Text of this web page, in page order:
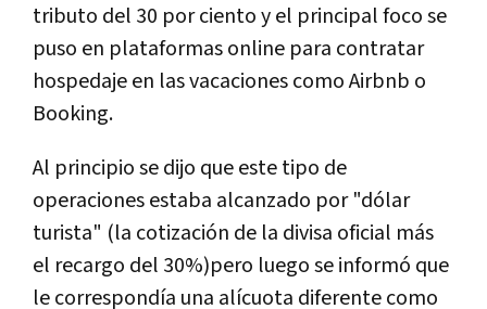
tributo del 30 por ciento y el principal foco se
puso en plataformas online para contratar
hospedaje en las vacaciones como Airbnb o
Booking.
Al principio se dijo que este tipo de
operaciones estaba alcanzado por "dólar
turista" (la cotización de la divisa oficial más
el recargo del 30%)pero luego se informó que
le correspondía una alícuota diferente como